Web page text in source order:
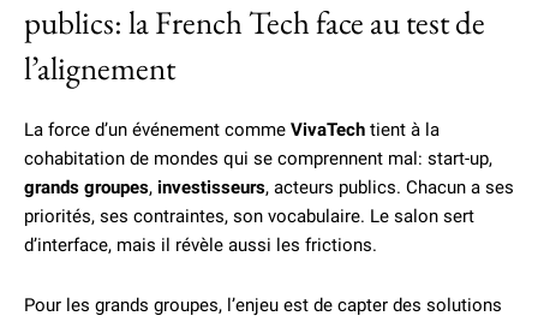
publics: la French Tech face au test de
l’alignement
La force d’un événement comme VivaTech tient à la
cohabitation de mondes qui se comprennent mal: start-up,
grands groupes, investisseurs, acteurs publics. Chacun a ses
priorités, ses contraintes, son vocabulaire. Le salon sert
d’interface, mais il révèle aussi les frictions.
Pour les grands groupes, l’enjeu est de capter des solutions